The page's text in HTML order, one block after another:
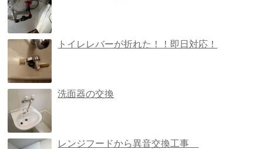
トイレレバーが折れた！！即日対応！
洗面器の交換
レンジフードから異音交換工事